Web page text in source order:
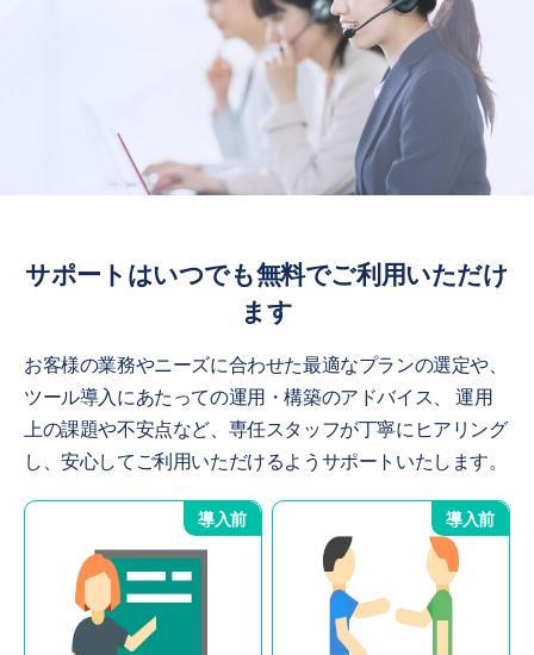
サポートはいつでも無料でご利用いただけ
ます
お客様の業務やニーズに合わせた最適なプランの選定や、
ツール導入にあたっての運用・構築のアドバイス、運用
上の課題や不安点など、専任スタッフが丁寧にヒアリング
し、安心してご利用いただけるようサポートいたします。
導入前 導入前